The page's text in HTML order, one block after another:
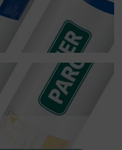
PAROBARRIER
пароизолационни фолиа,
за защита
от водни пари в скатни и
и преградни стени. Те
загуби и предпазват